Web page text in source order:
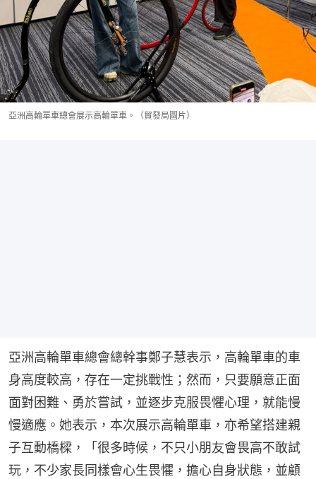
亞洲高輪單車總會展示高輪單車。（貿發局圖片）
亞洲高輪單車總會總幹事鄭子慧表示，高輪單車的車
身高度較高，存在一定挑戰性；然而，只要願意正面
面對困難、勇於嘗試，並逐步克服畏懼心理，就能慢
慢適應。她表示，本次展示高輪單車，亦希望搭建親
子互動橋樑，「很多時候，不只小朋友會畏高不敢試
玩，不少家長同樣會心生畏懼，擔心自身狀態，並顧